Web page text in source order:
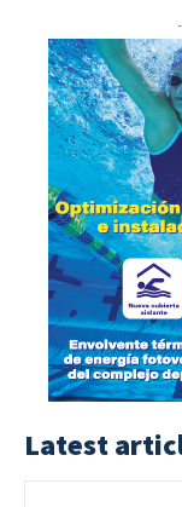
Latest